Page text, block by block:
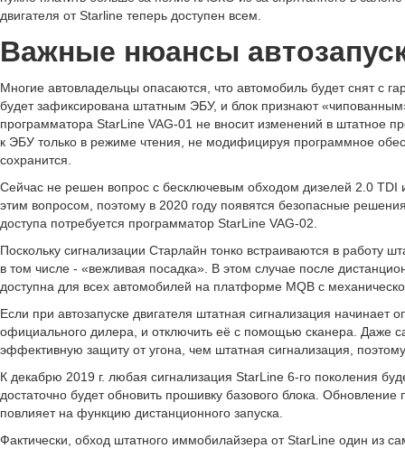
двигателя от Starline теперь доступен всем.
Важные нюансы
Многие автовладельцы опасаются, что автомобиль будет снят с
будет зафиксирована штатным ЭБУ, и блок признают
программатора StarLine VAG-01 не вносит изменений в штатное
к ЭБУ только в режиме чтения, не модифицируя программное
сохранится.
Сейчас не решен вопрос с бесключевым обходом дизелей 2.0
этим вопросом, поэтому в 2020 году появятся безопасные
доступа потребуется программатор StarLine VAG-02.
Поскольку сигнализации Старлайн тонко встраиваются в работу
в том числе - «вежливая посадка». В этом случае после
доступна для всех автомобилей на платформе MQB с
Если при автозапуске двигателя штатная сигнализация начинает
официального дилера, и отключить её с помощью сканера. Даже
эффективную защиту от угона, чем штатная сигнализация,
К декабрю 2019 г. любая сигнализация StarLine 6-го поколения
достаточно будет обновить прошивку базового блока.
повлияет на функцию дистанционного запуска.
Фактически, обход штатного иммобилайзера от StarLine один из